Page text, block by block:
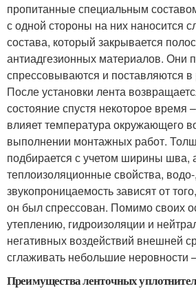
пропитанные специальным
с одной стороны на них наносится
состава, который закрывается
антиадгезионных материалов. Они
спрессовываются и поставляются в
После установки лента
состояние спустя некоторое время
влияет температура окружающего
выполнении монтажных работ.
подбирается с учетом ширины шва,
теплоизоляционные свойства,
звукопроницаемость зависят от
он был спрессован. Помимо своих
утеплению, гидроизоляции и
негативных воздействий внешней
сглаживать небольшие неровности
Преимущества ленточных